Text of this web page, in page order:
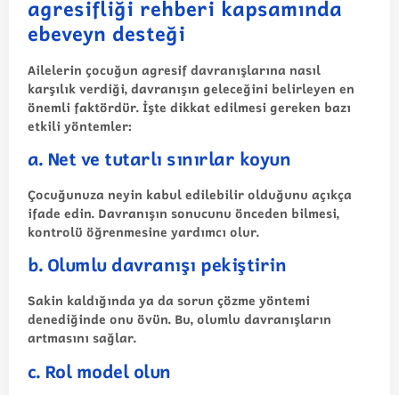
agresifliği rehberi kapsamında
ebeveyn desteği
Ailelerin çocuğun agresif davranışlarına nasıl
karşılık verdiği, davranışın geleceğini belirleyen en
önemli faktördür. İşte dikkat edilmesi gereken bazı
etkili yöntemler:
a. Net ve tutarlı sınırlar koyun
Çocuğunuza neyin kabul edilebilir olduğunu açıkça
ifade edin. Davranışın sonucunu önceden bilmesi,
kontrolü öğrenmesine yardımcı olur.
b. Olumlu davranışı pekiştirin
Sakin kaldığında ya da sorun çözme yöntemi
denediğinde onu övün. Bu, olumlu davranışların
artmasını sağlar.
c. Rol model olun